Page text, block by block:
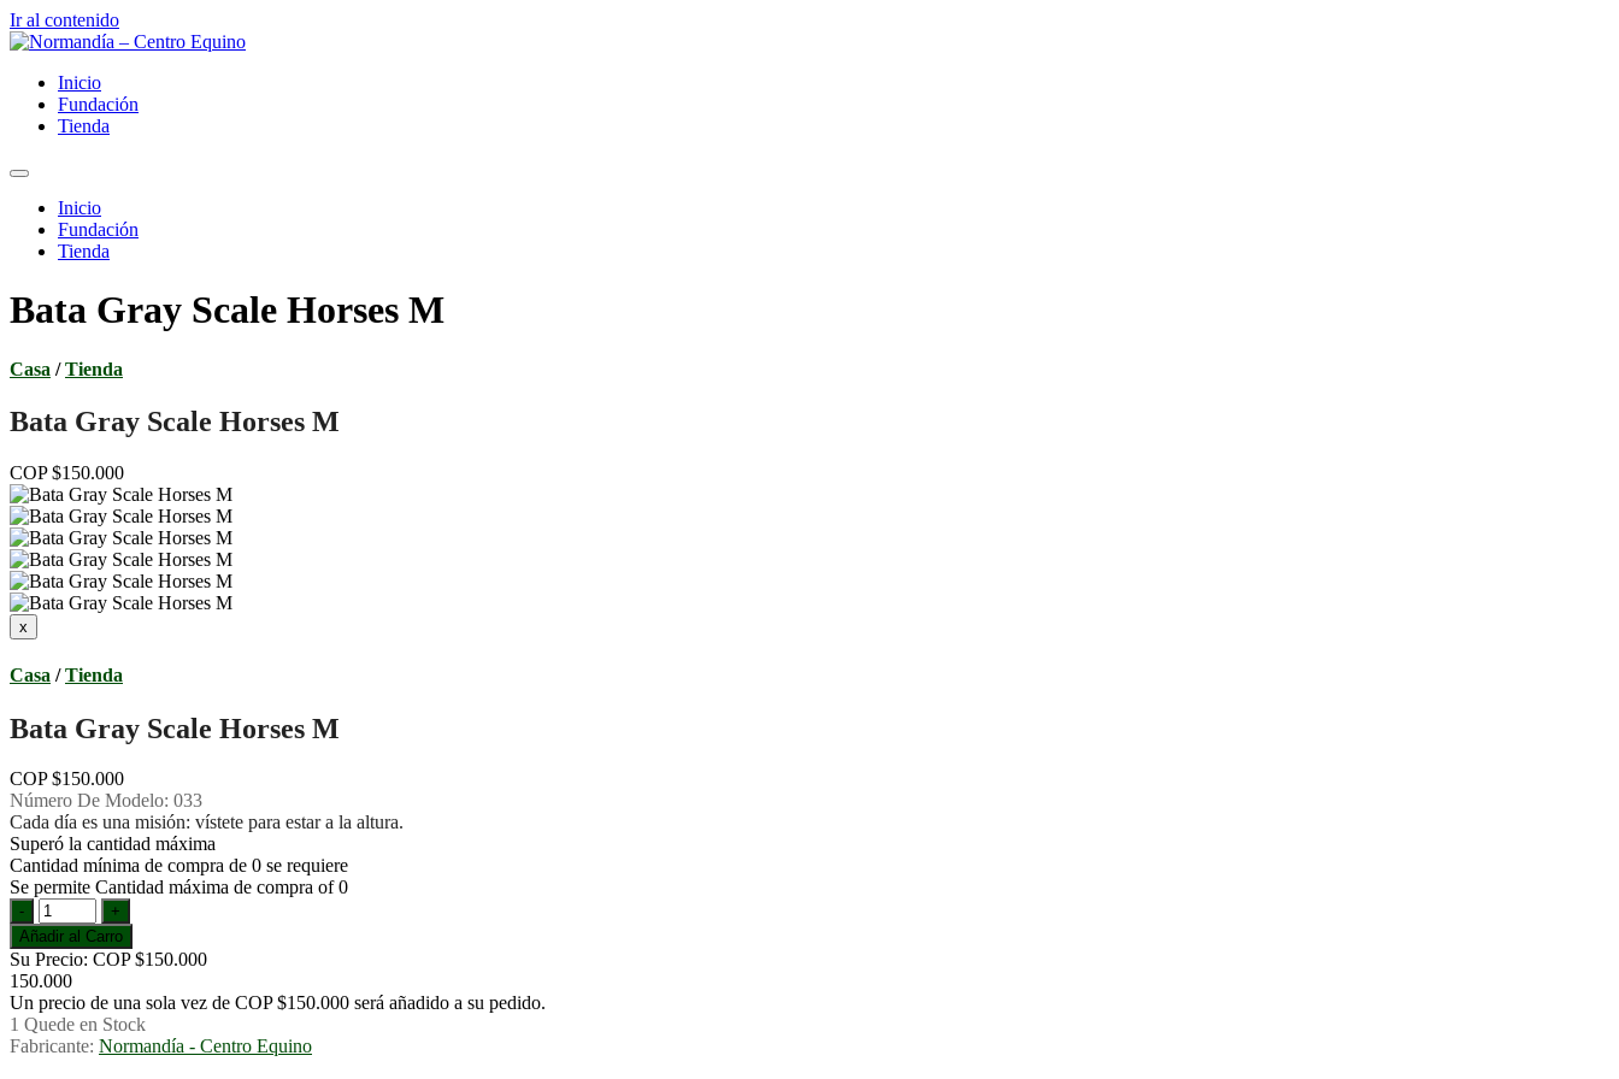
Ir al contenido
Inicio
Fundación
Tienda
Inicio
Fundación
Tienda
Bata Gray Scale Horses M
Casa /Tienda
Bata Gray Scale Horses M
COP $150.000
Casa /Tienda
Bata Gray Scale Horses M
COP $150.000
Número De Modelo: 033
Cada día es una misión: vístete para estar a la altura.
Superó la cantidad máxima
Cantidad mínima de compra de 0 se requiere
Se permite Cantidad máxima de compra οf 0
Su Precio: COP $150.000
150.000
Un precio de una sola vez de COP $150.000 será añadido a su pedido.
1 Quede en Stock
Fabricante: Normandía - Centro Equino